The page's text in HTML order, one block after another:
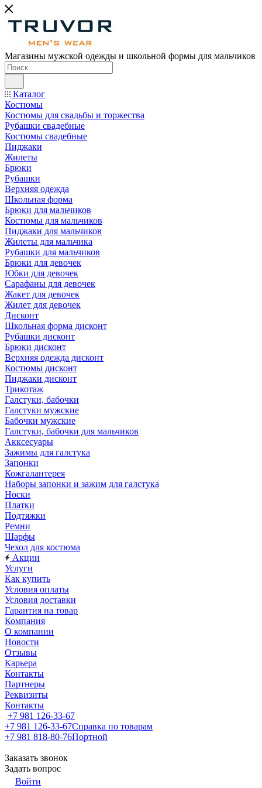
Магазины мужской одежды и школьной формы для мальчиков
Каталог
Костюмы
Костюмы для свадьбы и торжества
Рубашки свадебные
Костюмы свадебные
Пиджаки
Жилеты
Брюки
Рубашки
Верхняя одежда
Школьная форма
Брюки для мальчиков
Костюмы для мальчиков
Пиджаки для мальчиков
Жилеты для мальчика
Рубашки для мальчиков
Брюки для девочек
Юбки для девочек
Сарафаны для девочек
Жакет для девочек
Жилет для девочек
Дисконт
Школьная форма дисконт
Рубашки дисконт
Брюки дисконт
Верхняя одежда дисконт
Костюмы дисконт
Пиджаки дисконт
Трикотаж
Галстуки, бабочки
Галстуки мужские
Бабочки мужские
Галстуки, бабочки для мальчиков
Акксесуары
Зажимы для галстука
Запонки
Кожгалантерея
Наборы запонки и зажим для галстука
Носки
Платки
Подтяжки
Ремни
Шарфы
Чехол для костюма
Акции
Услуги
Как купить
Условия оплаты
Условия доставки
Гарантия на товар
Компания
О компании
Новости
Отзывы
Карьера
Контакты
Партнеры
Реквизиты
Контакты
+7 981 126-33-67
+7 981 126-33-67Справка по товарам
+7 981 818-80-76Портной
Заказать звонок
Задать вопрос
Войти